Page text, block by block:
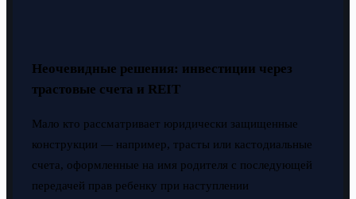
Неочевидные решения: инвестиции через
трастовые счета и REIT
Мало кто рассматривает юридически защищенные
конструкции — например, трасты или кастодиальные
счета, оформленные на имя родителя с последующей
передачей прав ребенку при наступлении